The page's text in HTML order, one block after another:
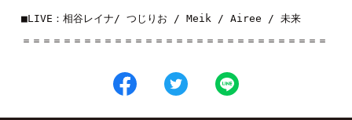
■LIVE： 相谷レイナ / つじりお / Meik / Airee / 未来
＝＝＝＝＝＝＝＝＝＝＝＝＝＝＝＝＝＝＝＝＝＝＝＝＝＝＝＝＝＝